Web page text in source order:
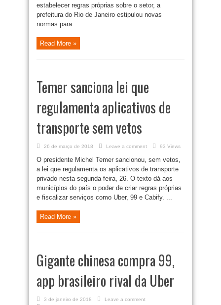
estabelecer regras próprias sobre o setor, a
prefeitura do Rio de Janeiro estipulou novas
normas para ...
Read More »
Temer sanciona lei que
regulamenta aplicativos de
transporte sem vetos
26 de março de 2018 Leave a comment 93 Views
O presidente Michel Temer sancionou, sem vetos,
a lei que regulamenta os aplicativos de transporte
privado nesta segunda-feira, 26. O texto dá aos
municípios do país o poder de criar regras próprias
e fiscalizar serviços como Uber, 99 e Cabify. ...
Read More »
Gigante chinesa compra 99,
app brasileiro rival da Uber
3 de janeiro de 2018
Leave a comment